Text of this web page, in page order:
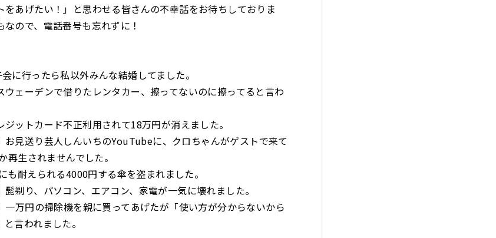
をあげたい！」と思わせる皆さんの不幸話をお待ちしておりま
ので、電話番号も忘れずに！
に行ったら私以外みんな結婚してました。
ェーデンで借りたレンタカー、擦ってないのに擦ってると言わ
ットカード不正利用されて18万円が消えました。
見送り芸人しんいちのYouTubeに、クロちゃんがゲストで来て
再生されませんでした。
耐えられる4000円する傘を盗まれました。
剃り、パソコン、エアコン、家電が一気に壊れました。
万円の掃除機を親に買ってあげたが「使い方が分からないから
言われました。